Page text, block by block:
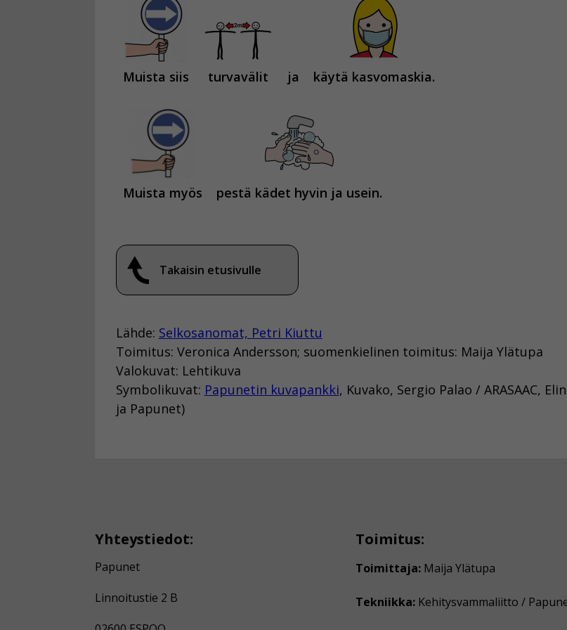
Muista siis turvavälit ja käytä kasvomaskia.
Muista myös pestä kädet hyvin ja usein.
Takaisin etusivulle
Lähde: Selkosanomat, Petri Kiuttu
Toimitus: Veronica Andersson; suomenkielinen toimitus: Maija Ylätupa
Valokuvat: Lehtikuva
Symbolikuvat: Papunetin kuvapankki, Kuvako, Sergio Palao / ARASAAC,
ja Papunet)
Yhteystiedot:
Papunet
Linnoitustie 2 B
Toimitus:
Toimittaja: Maija Ylätupa
Tekniikka: Kehitysvammaliitto /